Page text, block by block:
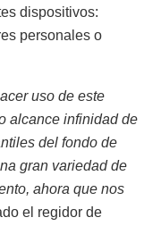
dispositivos:
personales o
uso de este
alcance infinidad de
del fondo de
gran variedad de
ahora que nos
el regidor de